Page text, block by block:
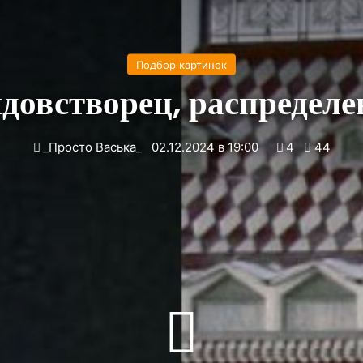
Подбор картинок
_Просто Васька_ 02.12.2024 в 19:00 4 44